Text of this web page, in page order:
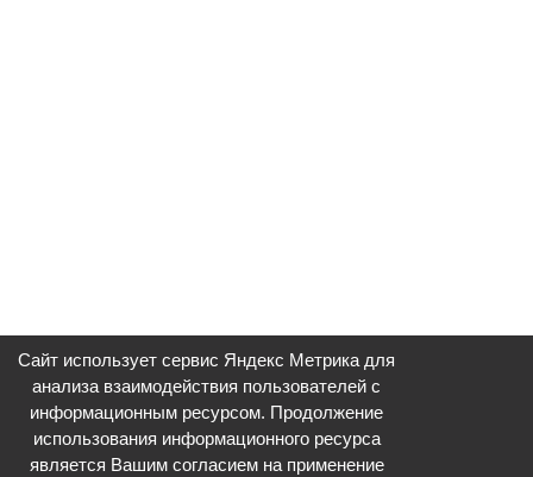
Сайт использует сервис Яндекс Метрика для
анализа взаимодействия пользователей с
информационным ресурсом. Продолжение
использования информационного ресурса
является Вашим согласием на применение